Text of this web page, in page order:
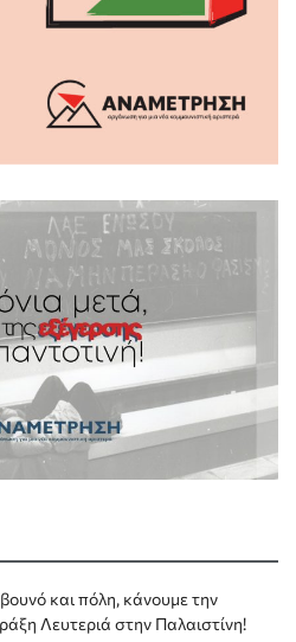
και πόλη, κάνουμε την
Λευτεριά στην Παλαιστίνη!